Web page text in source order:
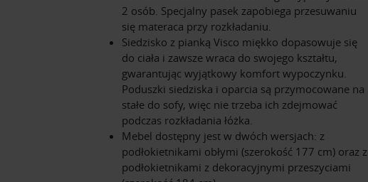
2 osób. Specjalny pasek zapobiega przesuwaniu
się materaca przy rozkładaniu.
Siedzisko z pianką Visco miękko dopasowuje się
do ciała i zawsze wraca do swojego kształtu,
gwarantując wyjątkowy komfort wypoczynku.
Poduszki siedziska i oparcia są przymocowane na
stałe do sofy, więc nie trzeba ich zdejmować
podczas rozkładania łóżka.
Mebel dostępny jest w dwóch wersjach: z
podłokietnikami obłymi (szerokość 177 cm) oraz z
podłokietnikami z dekoracyjnymi przeszyciami